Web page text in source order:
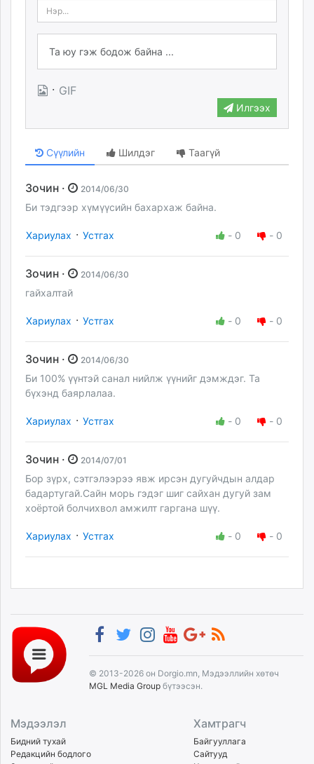
· GIF
Илгээх
Сүүлийн Шилдэг Таагүй
Зочин · 2014/06/30
Би тэдгээр хүмүүсийн бахархаж байна.
Хариулах · Устгах - 0 - 0
Зочин · 2014/06/30
гайхалтай
Хариулах · Устгах - 0 - 0
Зочин · 2014/06/30
Би 100% үүнтэй санал нийлж үүнийг дэмждэг. Та
бүхэнд баярлалаа.
Хариулах · Устгах - 0 - 0
Зочин · 2014/07/01
Бор зүрх, сэтгэлээрээ явж ирсэн дугуйчдын алдар
бадартугай.Сайн морь гэдэг шиг сайхан дугуй зам
хоёртой болчихвол амжилт гаргана шүү.
Хариулах · Устгах - 0 - 0
© 2013-2026 он Dorgio.mn, Мэдээллийн хөтөч
MGL Media Group бүтээсэн.
Мэдээлэл
Бидний тухай
Редакцийн бодлого
Хамтрагч
Байгууллага
Сайтууд